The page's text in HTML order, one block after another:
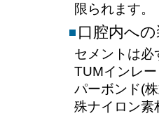
限られます。
口腔内へ
セメントは必
TUMインレ
パーボンド(
殊ナイロン素